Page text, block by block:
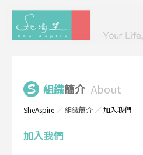
組織簡介 About
SheAspire ／組織簡介 ／加入我們
加入我們